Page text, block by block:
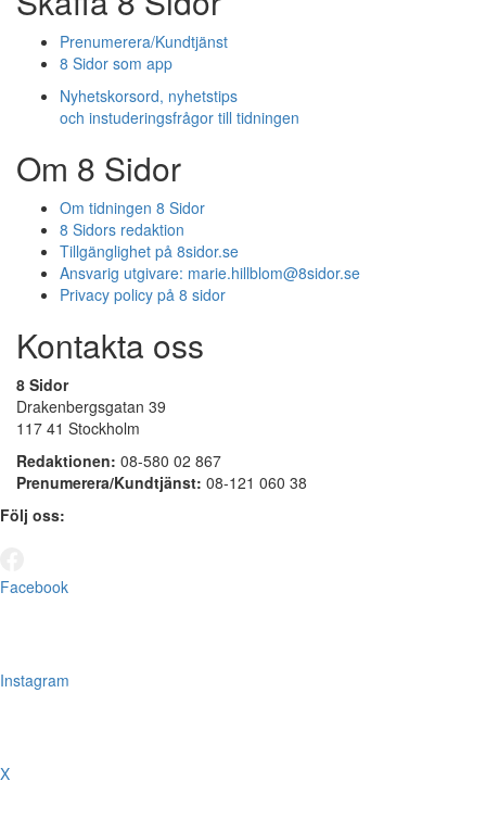
Prenumerera/Kundtjänst
8 Sidor som app
Nyhetskorsord, nyhetstips
och instuderingsfrågor till tidningen
Om 8 Sidor
Om tidningen 8 Sidor
8 Sidors redaktion
Tillgänglighet på 8sidor.se
Ansvarig utgivare: marie.hillblom@8sidor.se
Privacy policy på 8 sidor
Kontakta oss
8 Sidor
Drakenbergsgatan 39
117 41 Stockholm
Redaktionen: 08-580 02 867
Prenumerera/Kundtjänst: 08-121 060 38
Följ oss:
Facebook
Instagram
X